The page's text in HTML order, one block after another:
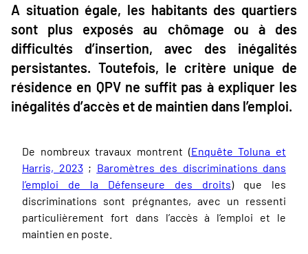
A situation égale, les habitants des quartiers
sont plus exposés au chômage ou à des
difficultés d’insertion, avec des inégalités
persistantes. Toutefois, le critère unique de
résidence en QPV ne suffit pas à expliquer les
inégalités d’accès et de maintien dans l’emploi.
De nombreux travaux montrent (Enquête Toluna et
Harris, 2023; Baromètres des discriminations dans
l’emploi de la Défenseure des droits) que les
discriminations sont prégnantes, avec un ressenti
particulièrement fort dans l’accès à l’emploi et le
maintien en poste.